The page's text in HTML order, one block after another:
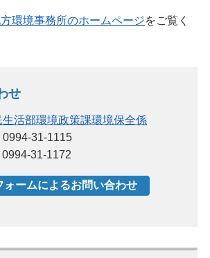
環境事務所のホームページをご覧く
せ
生活部環境政策課環境保全係
0994-31-1115
31-1172